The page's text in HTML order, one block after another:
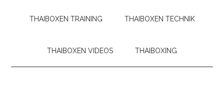
THAIBOXEN TRAINING THAIBOXEN TECHNIK
THAIBOXEN VIDEOS THAIBOXING